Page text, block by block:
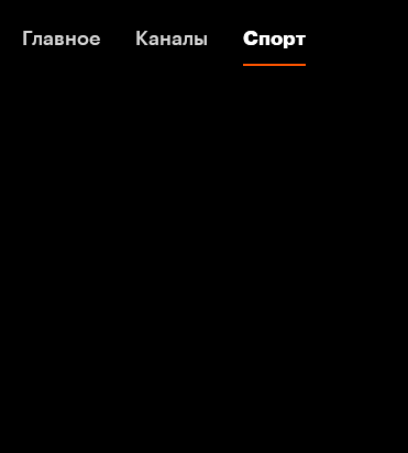
Главное Каналы Спорт
Главное Каналы Спорт